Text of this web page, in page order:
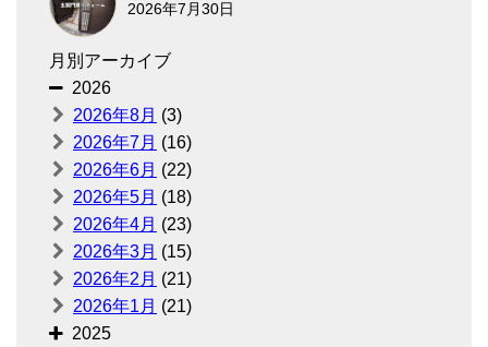
2026年7月30日
月別アーカイブ
2026
2026年8月 (3)
2026年7月 (16)
2026年6月 (22)
2026年5月 (18)
2026年4月 (23)
2026年3月 (15)
2026年2月 (21)
2026年1月 (21)
2025